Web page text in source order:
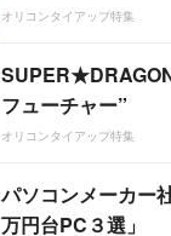
オリコンタイアップ特集
フューチャー”
オリコンタイアップ特集
パソコンメーカー
万円台PC３選」